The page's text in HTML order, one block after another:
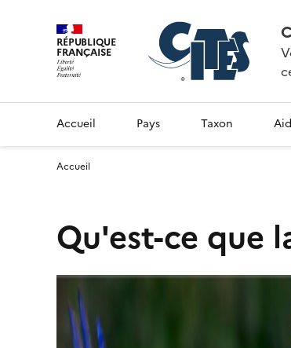
RÉPUBLIQUE
FRANÇAISE
Accueil Pays Taxon
Accueil
Qu'est-ce que